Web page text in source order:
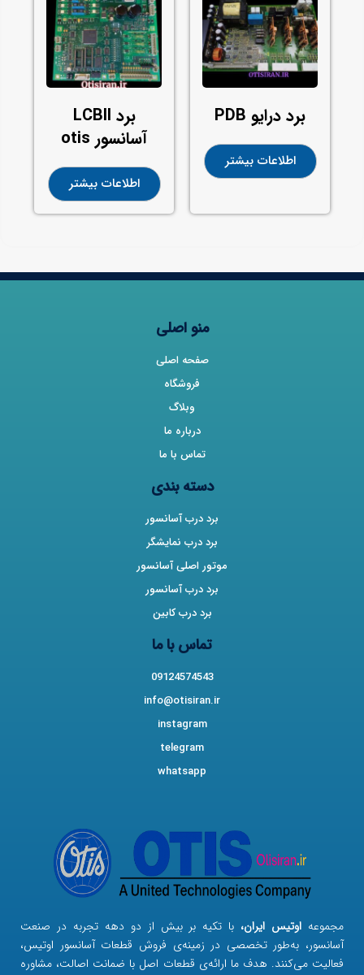
برد درایو PDB
اطلاعات بیشتر
برد LCBll
آسانسور otis
اطلاعات بیشتر
منو اصلی
صفحه اصلی
فروشگاه
وبلاگ
درباره ما
تماس با ما
دسته بندی
برد درب آسانسور
برد درب نمایشگر
موتور اصلی آسانسور
برد درب آسانسور
برد درب کابین
تماس با ما
09124574543
info@otisiran.ir
instagram
telegram
whatsapp
مجموعه اوتیس ایران، با تکیه بر بیش از دو دهه تجربه در صنعت
آسانسور، به‌طور تخصصی در زمینه‌ی فروش قطعات آسانسور اوتیس،
فعالیت می‌کنند. هدف ما ارائه‌ی قطعات اصل با ضمانت اصالت، مشاوره